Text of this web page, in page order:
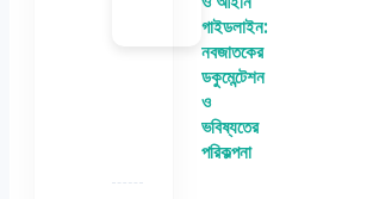
গাইডলাইন:
নবজাতকের
ডকুমেন্টেশন
ও
ভবিষ্যতের
পরিকল্পনা